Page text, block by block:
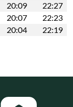
20:09
22:27
20:07
22:23
20:04 22:19